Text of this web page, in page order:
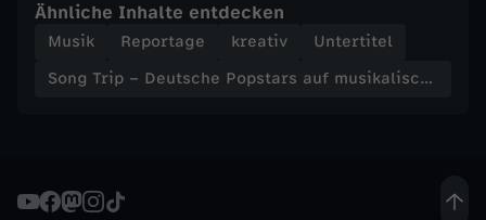
h
e
R
Ähnliche Inhalte entdecken
Musik Reportage kreativ
Untertitel
Song Trip – Deutsche Popstars auf musikalischer Reise